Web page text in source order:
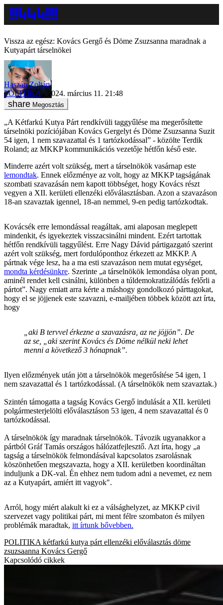
Vissza az egész: Kovács Gergő és Döme Zsuzsanna maradnak a
Kutyapárt társelnökei
Haszán Zoltán
POLITIKA
2024. március 11. 21:48
Megosztás
„A Kétfarkú Kutya Párt rendkívüli taggyűlése ma megerősítette
társelnöki pozíciójában Kovács Gergelyt és Döme Zsuzsanna Suzit
54 igen, 1 nem szavazattal és 1 tartózkodással” - közölte Terdik
Roland; az MKKP kommunikációs vezetője hétfőn késő este.
Minderre azért volt szükség, mert a társelnökök vasárnap este
lemondtak. Ennek előzménye az volt, hogy az MKKP tagságának
szombati szavazásán nem kapott többséget, hogy Kovács részt
vegyen a XII. kerületi ellenzéki előválasztásban. Azon a szavazáson
18-an szavaztak igennel, 18-an nemmel, 9-en pedig tartózkodtak.
Kovácsék erre lemondással reagáltak, ami alaposan meglepett
mindenkit, és igyekeztek visszacsinálni mindent. Ezért tartottak
hétfőn rendkívüli taggyűlést. Erre Nagy Dávid pártigazgató szerint
azért volt szükség, mert fordulóponthoz érkezett az MKKP. A
pártnak vége lesz, ha a ma esti szavazáson nem mutat egységet,
mondta kérdésünkre. Szerinte „a társelnökök lemondása olyan pont,
aminél rendet kell csinálni, különben a túldemokratizálódás felőrli a
pártot”. Nagy emiatt arra kérte a máshogy gondolkozó párttagokat,
hogy el se jöjjenek este szavazni, e-mailjében többek között azt írta,
hogy
„aki B tervvel érkezne a szavazásra, az ne jöjjön”. De
az se, „aki szerint Kovács és Döme nélkül neki lehet
menni a következő 3 hónapnak”.
Ilyen előzmények után jött a társelnökök megerősítése 54 igen, 1
nem szavazattal és 1 tartózkodással. (A társelnökök nem szavaztak.)
Szintén támogatta a tagság Kovács Gergő indulását a XII. kerületi
polgármesterjelölti előválasztáson 53 igen, 4 nem szavazattal és 0
tartózkodással.
A társelnökök így maradnak társelnökök. Távozik ugyanakkor a
pártból Gráf Tamás országos hálózatfejlesztő. Azt írta, hogy „a
tagság a társelnökök felmondásával kapcsolatos zsarolásnak
köszönhetően megszavazta, hogy a XII. kerületben koordináltan
induljunk a DK-val. Én ehhez nem tudom adni a nevemet, ez nem
az a Kutyapárt, amiért itt vagyok".
Arról, hogy miért alakult ki ez a válsághelyzet, az MKKP civil
szervezet vagy politikai párt, mi ment félre szombaton és milyen
problémák maradtak, itt írtunk bővebben.
POLITIKA kétfarkú kutya párt ellenzéki előválasztás döme
zsuzsaanna Kovács Gergő
Kapcsolódó cikkek